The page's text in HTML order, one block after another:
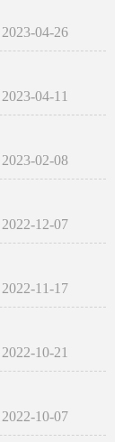
2023-04-26
2023-04-11
2023-02-08
2022-12-07
2022-11-17
2022-10-21
2022-10-07